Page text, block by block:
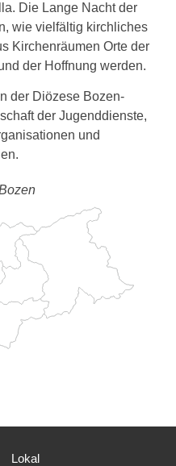
Die Lange Nacht der
wie vielfältig kirchliches
Kirchenräumen Orte der
der Hoffnung werden.
der Diözese Bozen-
der Jugenddienste,
und
Lokal